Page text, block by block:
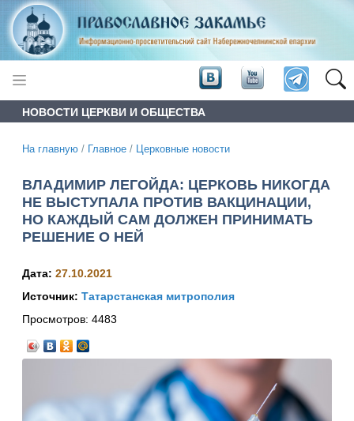
НОВОСТИ ЦЕРКВИ И ОБЩЕСТВА
На главную / Главное / Церковные новости
ВЛАДИМИР ЛЕГОЙДА: ЦЕРКОВЬ НИКОГДА
НЕ ВЫСТУПАЛА ПРОТИВ ВАКЦИНАЦИИ,
НО КАЖДЫЙ САМ ДОЛЖЕН ПРИНИМАТЬ
РЕШЕНИЕ О НЕЙ
Дата: 27.10.2021
Источник: Татарстанская митрополия
Просмотров: 4483